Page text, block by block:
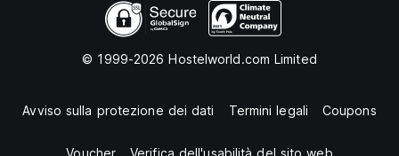
© 1999-2026 Hostelworld.com Limited
Avviso sulla protezione dei dati Termini legali Coupons
Voucher Verifica dell'usabilità del sito web